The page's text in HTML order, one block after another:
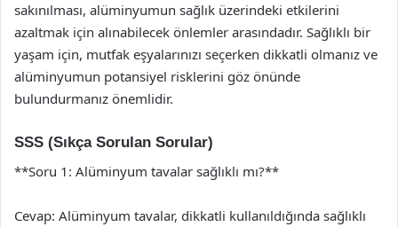
sakınılması, alüminyumun sağlık üzerindeki etkilerini
azaltmak için alınabilecek önlemler arasındadır. Sağlıklı bir
yaşam için, mutfak eşyalarınızı seçerken dikkatli olmanız ve
alüminyumun potansiyel risklerini göz önünde
bulundurmanız önemlidir.
SSS (Sıkça Sorulan Sorular)
**Soru 1: Alüminyum tavalar sağlıklı mı?**
Cevap: Alüminyum tavalar, dikkatli kullanıldığında sağlıklı